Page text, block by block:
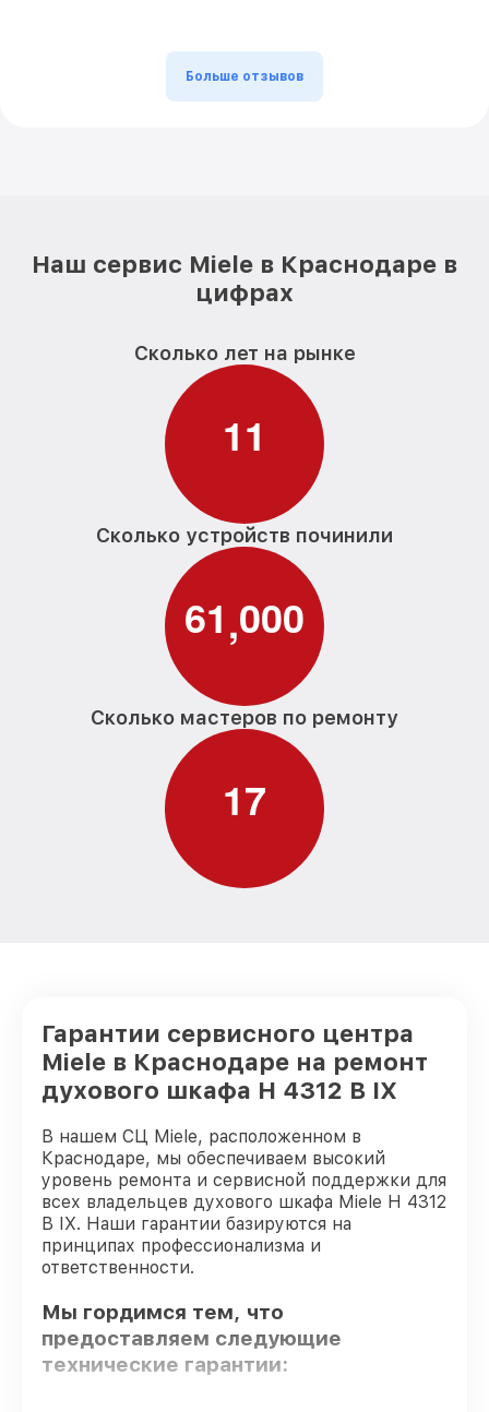
Больше отзывов
Наш сервис Miele в Краснодаре в
цифрах
Сколько лет на рынке
11
Сколько устройств починили
61,000
Сколько мастеров по ремонту
17
Гарантии сервисного центра
Miele в Краснодаре на ремонт
духового шкафа H 4312 B IX
В нашем СЦ Miele, расположенном в
Краснодаре, мы обеспечиваем высокий
уровень ремонта и сервисной поддержки для
всех владельцев духового шкафа Miele H 4312
B IX. Наши гарантии базируются на
принципах профессионализма и
ответственности.
Мы гордимся тем, что
предоставляем следующие
технические гарантии: